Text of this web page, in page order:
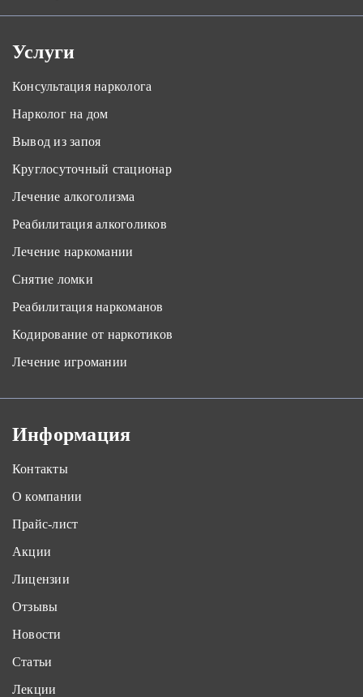
Услуги
Консультация нарколога
Нарколог на дом
Вывод из запоя
Круглосуточный стационар
Лечение алкоголизма
Реабилитация алкоголиков
Лечение наркомании
Снятие ломки
Реабилитация наркоманов
Кодирование от наркотиков
Лечение игромании
Информация
Контакты
О компании
Прайс-лист
Акции
Лицензии
Отзывы
Новости
Статьи
Лекции